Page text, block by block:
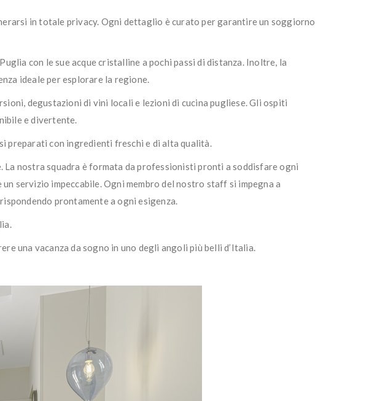
in totale privacy. Ogni dettaglio è curato per garantire un soggiorno
con le sue acque cristalline a pochi passi di distanza. Inoltre, la
ideale per esplorare la regione.
degustazioni di vini locali e lezioni di cucina pugliese. Gli ospiti
e divertente.
preparati con ingredienti freschi e di alta qualità.
nostra squadra è formata da professionisti pronti a soddisfare ogni
servizio impeccabile. Ogni membro del nostro staff si impegna a
prontamente a ogni esigenza.
una vacanza da sogno in uno degli angoli più belli d’Italia.